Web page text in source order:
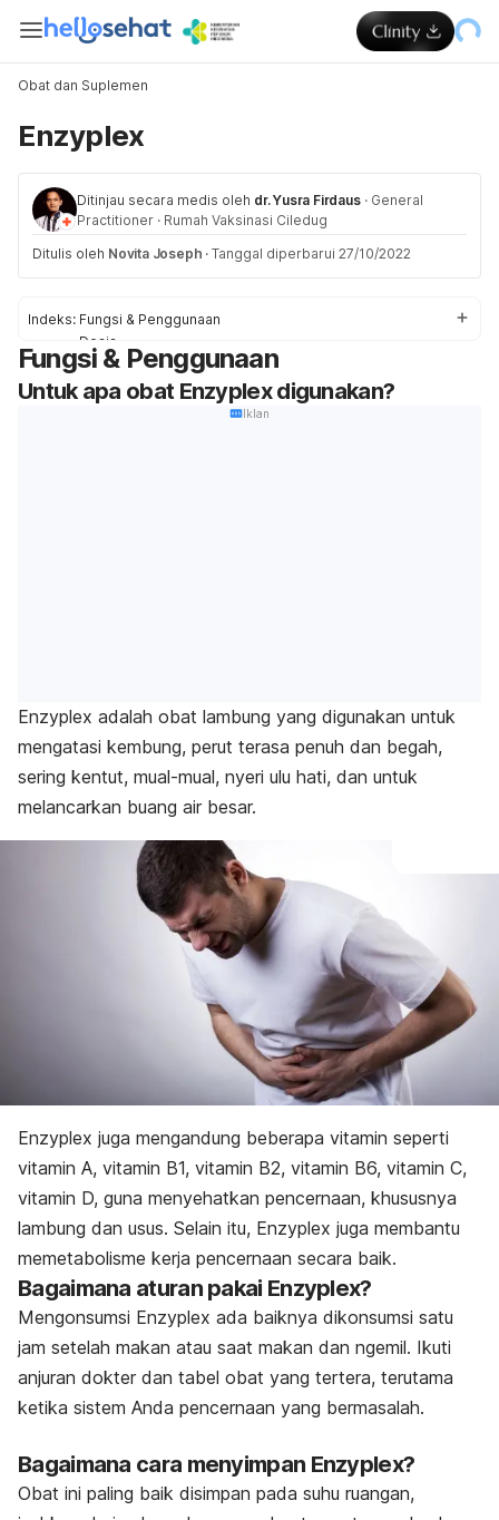
Obat dan Suplemen
Enzyplex
Ditinjau secara medis oleh dr. Yusra Firdaus · General
Practitioner · Rumah Vaksinasi Ciledug
Ditulis oleh Novita Joseph · Tanggal diperbarui 27/10/2022
Indeks: Fungsi & Penggunaan
Dosis
Efek Samping
Pencegahan & Peringatan
Interaksi Obat
Fungsi & Penggunaan
Untuk apa obat Enzyplex digunakan?
Iklan
Enzyplex adalah obat lambung yang digunakan untuk
mengatasi kembung, perut terasa penuh dan begah,
sering kentut, mual-mual, nyeri ulu hati, dan untuk
melancarkan buang air besar.
Enzyplex juga mengandung beberapa vitamin seperti
vitamin A, vitamin B1, vitamin B2, vitamin B6, vitamin C,
vitamin D, guna menyehatkan pencernaan, khususnya
lambung dan usus. Selain itu, Enzyplex juga membantu
memetabolisme kerja pencernaan secara baik.
Bagaimana aturan pakai Enzyplex?
Mengonsumsi Enzyplex ada baiknya dikonsumsi satu
jam setelah makan atau saat makan dan ngemil. Ikuti
anjuran dokter dan tabel obat yang tertera, terutama
ketika sistem Anda pencernaan yang bermasalah.
Bagaimana cara menyimpan Enzyplex?
Obat ini paling baik disimpan pada suhu ruangan,